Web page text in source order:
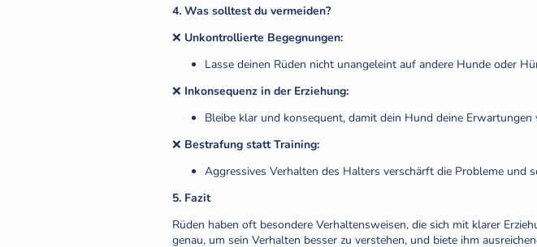
4. Was solltest du vermeiden?
❌ Unkontrollierte Begegnungen:
Lasse deinen Rüden nicht unangeleint auf andere Hunde oder
❌ Inkonsequenz in der Erziehung:
Bleibe klar und konsequent, damit dein Hund deine Erwartungen
❌ Bestrafung statt Training:
Aggressives Verhalten des Halters verschärft die Probleme und
5. Fazit
Rüden haben oft besondere Verhaltensweisen, die sich mit klarer
genau, um sein Verhalten besser zu verstehen, und biete ihm